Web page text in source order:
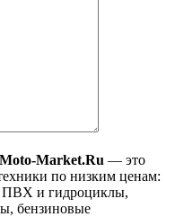
Moto-Market.Ru — это
по низким ценам:
ПВХ и гидроциклы,
бензиновые